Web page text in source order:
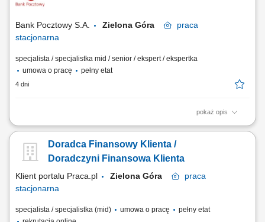
wysoką jakość obsługi, operacyjna obsługa Klientów detalicznych,
Bank Pocztowy S.A. Zielona Góra
praca
stacjonarna
specjalista / specjalistka mid / senior / ekspert / ekspertka
umowa o pracę
pełny etat
4 dni
pokaż opis
Twój zakres obowiązków Diagnozowanie potrzeb i oczekiwań Klientów;
relacji; Realizacja celów sprzedażowych; Kształtowanie pozytywnego
wizerunku Banku poprzez wysoką jakość obsługi; Operacyjna obsługa
Doradca Finansowy Klienta /
Doradczyni Finansowa Klienta
Klient portalu Praca.pl Zielona Góra
praca
stacjonarna
specjalista / specjalistka (mid) umowa o pracę
pełny etat